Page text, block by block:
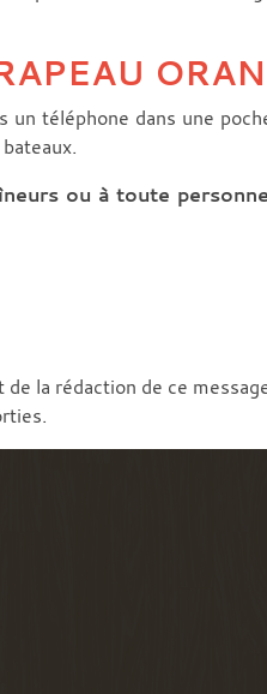
téléphone dans une
ou à toute
la rédaction de ce